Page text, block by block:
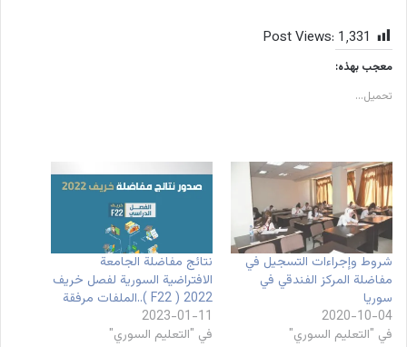
Post Views: 1٬331
معجب بهذه:
تحميل...
شروط وإجراءات التسجيل في
مفاضلة المركز الفندقي في
سوريا
2020-10-04
في "التعليم السوري"
نتائج مفاضلة الجامعة
الافتراضية السورية لفصل خريف
2022 ( F22 )..الملفات مرفقة
2023-01-11
في "التعليم السوري"